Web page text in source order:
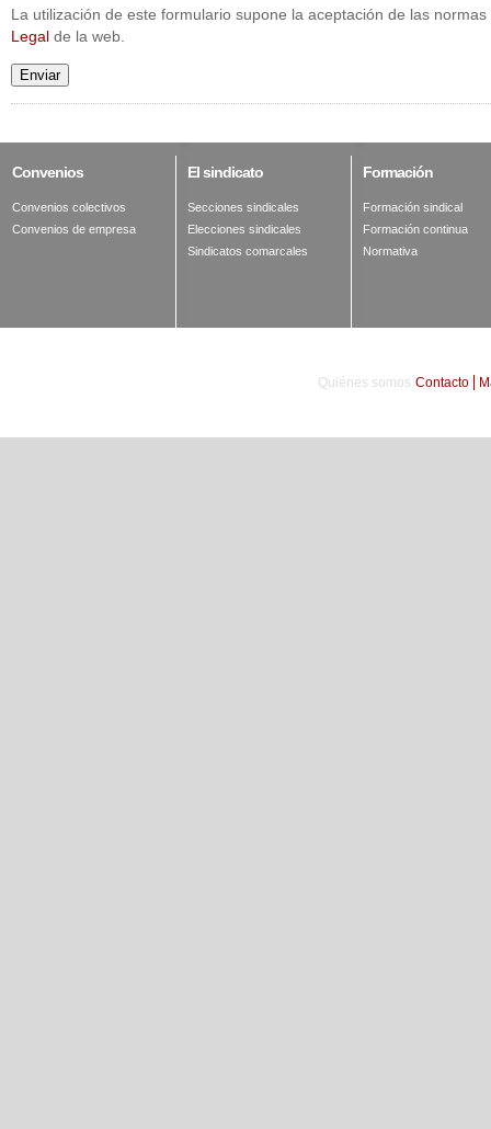
La utilización de este formulario supone la aceptación de las
Legal de la web.
Enviar
Convenios
Convenios colectivos
Convenios de empresa
Elsindicato
Secciones sindicales
Elecciones sindicales
Sindicatos comarcales
Formación
Formación sindical
Formación continua
Normativa
Quiénes somos Contacto